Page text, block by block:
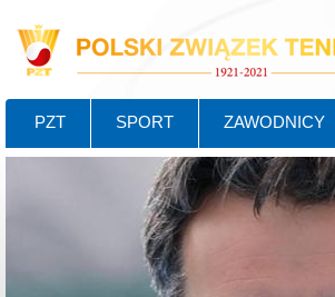
PZT SPORT ZAWODNICY